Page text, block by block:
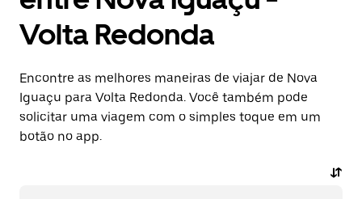
Volta Redonda
Encontre as melhores maneiras de viajar de Nova
Iguaçu para Volta Redonda. Você também pode
solicitar uma viagem com o simples toque em um
botão no app.